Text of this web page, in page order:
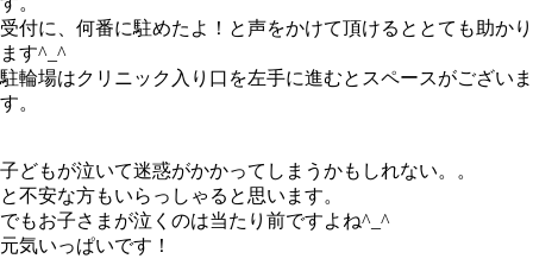
受付に、何番に駐めたよ！と声をかけて頂けるととても助かり
ます^_^
駐輪場はクリニック入り口を左手に進むとスペースがございま
す。
子どもが泣いて迷惑がかかってしまうかもしれない。。
と不安な方もいらっしゃると思います。
でもお子さまが泣くのは当たり前ですよね^_^
元気いっぱいです！